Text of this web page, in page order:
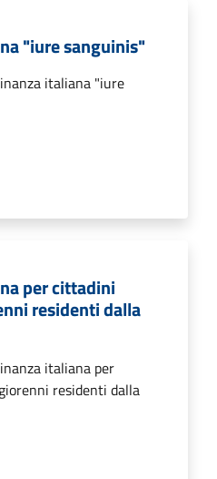
"iure sanguinis"
italiana "iure
per cittadini
residenti dalla
italiana per
residenti dalla